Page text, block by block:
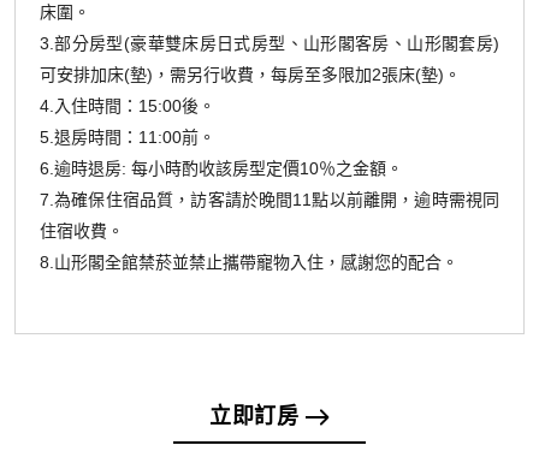
床圍。
3.部分房型(豪華雙床房日式房型、山形閣客房、山形閣套房)
可安排加床(墊)，需另行收費，每房至多限加2張床(墊)。
4.入住時間：15:00後。
5.退房時間：11:00前。
6.逾時退房: 每小時酌收該房型定價10％之金額。
7.為確保住宿品質，訪客請於晚間11點以前離開，逾時需視同
住宿收費。
8.山形閣全館禁菸並禁止攜帶寵物入住，感謝您的配合。
立即訂房